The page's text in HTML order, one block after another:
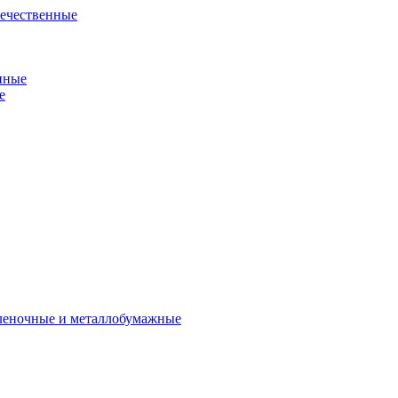
и металлобумажные